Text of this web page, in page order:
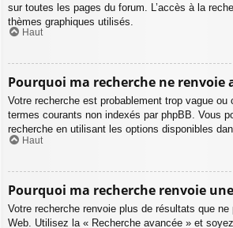
sur toutes les pages du forum. L’accès à la
thèmes graphiques utilisés.
Haut
Pourquoi ma recherche ne renvoie
Votre recherche est probablement trop vague ou
termes courants non indexés par phpBB. Vous
recherche en utilisant les options disponibles
Haut
Pourquoi ma recherche renvoie
Votre recherche renvoie plus de résultats que ne
Web. Utilisez la « Recherche avancée » et